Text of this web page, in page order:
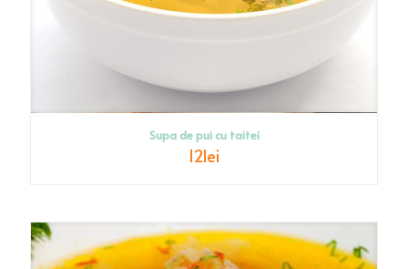
Supa de pui cu taitei
12lei